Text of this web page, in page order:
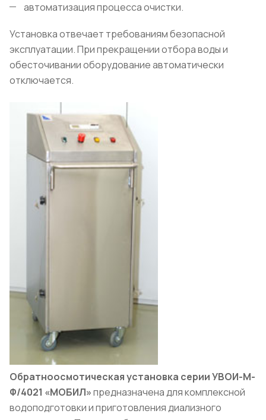
автоматизация процесса очистки.
Установка отвечает требованиям безопасной
эксплуатации. При прекращении отбора воды и
обесточивании оборудование автоматически
отключается.
Обратноосмотическая установка серии УВОИ-М-
Ф/4021 «МОБИЛ»предназначена для комплексной
водоподготовки и приготовления диализного